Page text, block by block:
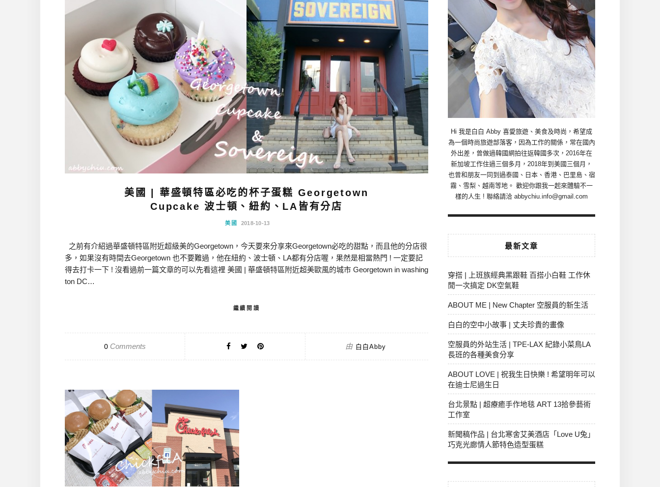
美國 | 華盛頓特區必吃的杯子蛋糕 Georgetown
Cupcake 波士頓、紐約、LA皆有分店
美國 2018-10-13
之前有介紹過華盛頓特區附近超級美的Georgetown，今天要來分享來Georgetown必吃的甜點，而且他的分店很
多，如果沒有時間去Georgetown 也不要難過，他在紐約、波士頓、LA都有分店喔，果然是相當熱門 ! 一定要記
得去打卡一下 ! 沒看過前一篇文章的可以先看這裡 美國 | 華盛頓特區附近超美歐風的城市 Georgetown in washing
ton DC…
繼續閱讀
0Comments 由 白白Abby
Hi 我是白白 Abby 喜愛旅遊、美食及時尚，希望成
為一個時尚旅遊部落客，因為工作的關係，常在國內
外出差，曾做過韓國網拍往返韓國多次，2016年在
新加坡工作住過三個多月，2018年到美國三個月，
也曾和朋友一同到過泰國、日本、香港、巴里島、宿
霧、雪梨、越南等地。 歡迎你跟我一起來體驗不一
樣的人生 ! 聯絡請洽 abbychiu.info@gmail.com
最新文章
穿搭 | 上班族經典黑跟鞋 百搭小白鞋 工作休
閒一次搞定 DK空氣鞋
ABOUT ME | New Chapter 空服員的新生活
白白的空中小故事 | 丈夫珍貴的畫像
空服員的外站生活 | TPE-LAX 紀錄小菜鳥LA
長班的各種美食分享
ABOUT LOVE | 祝我生日快樂 ! 希望明年可以
在迪士尼過生日
台北景點 | 超療癒手作地毯 ART 13拾參藝術
工作室
新聞稿作品 | 台北寒舍艾美酒店「Love U兔」
巧克光廊情人節特色造型蛋糕